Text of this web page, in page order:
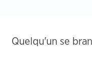
Quelqu'un se